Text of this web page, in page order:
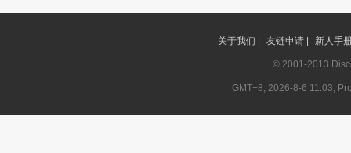
关于我们 | 友链申请 | 新人手
© 2001-2013
GMT+8, 2026-8-6 11:03,